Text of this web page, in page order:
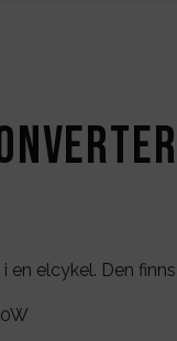
en elcykel. Den